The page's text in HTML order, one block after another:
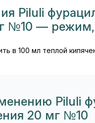
Piluli
№10 — режим,
в 100 мл теплой
Piluli
20 мг №10